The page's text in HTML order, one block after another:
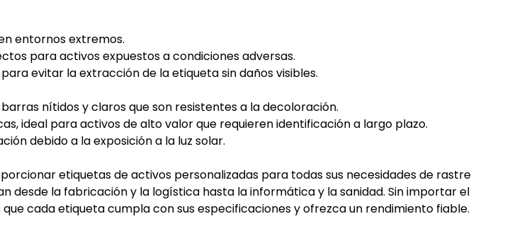
entornos extremos.
para activos expuestos a condiciones adversas.
evitar la extracción de la etiqueta sin daños visibles.
nítidos y claros que son resistentes a la decoloración.
ideal para activos de alto valor que requieren identificación a largo plazo.
debido a la exposición a la luz solar.
etiquetas de activos personalizadas para todas sus necesidades de rastre
desde la fabricación y la logística hasta la informática y la sanidad. Sin importar el
cada etiqueta cumpla con sus especificaciones y ofrezca un rendimiento fiable.